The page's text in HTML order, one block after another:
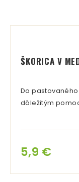
ŠKORICA V
Do
dôležitým
5,9 €